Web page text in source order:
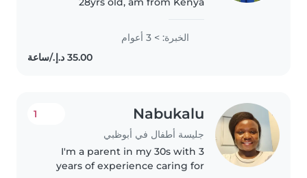
experience in baby sitting for
3yrs, 1yr in Kenya and 2 years
here in Abu dhabi, am good kids,
الخبرة: > 3 أعوام
Nabukalu
جليسة أطفال في أبوظبي
1
I'm a parent in my 30s with 3
years of experience caring for